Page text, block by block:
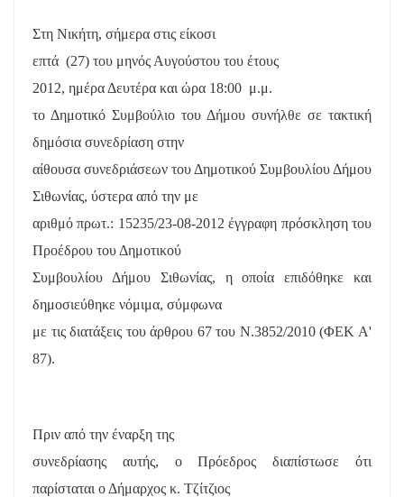
Στη Νικήτη, σήμερα στις είκοσι
επτά (27) του μηνός Αυγούστου του έτους
2012, ημέρα Δευτέρα και ώρα 18:00 μ.μ.
το Δημοτικό Συμβούλιο του Δήμου συνήλθε σε τακτική
δημόσια συνεδρίαση στην
αίθουσα συνεδριάσεων του Δημοτικού Συμβουλίου Δήμου
Σιθωνίας, ύστερα από την με
αριθμό πρωτ.: 15235/23-08-2012 έγγραφη πρόσκληση του
Προέδρου του Δημοτικού
Συμβουλίου Δήμου Σιθωνίας, η οποία επιδόθηκε και
δημοσιεύθηκε νόμιμα, σύμφωνα
με τις διατάξεις του άρθρου 67 του Ν.3852/2010 (ΦΕΚ Α'
87).
Πριν από την έναρξη της
συνεδρίασης αυτής, ο Πρόεδρος διαπίστωσε ότι
παρίσταται ο Δήμαρχος κ. Τζίτζιος